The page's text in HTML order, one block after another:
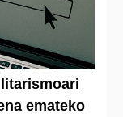
emateko